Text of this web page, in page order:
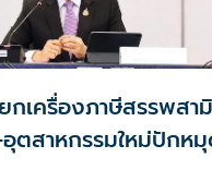
กเครื่องภาษีสรรพส
ตสาหกรรมใหม่ปักห